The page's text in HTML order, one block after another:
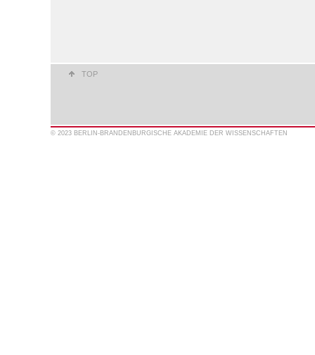
TOP
© 2023 BERLIN-BRANDENBURGISCHE AKADEMIE DER WISSENSCHAFTEN